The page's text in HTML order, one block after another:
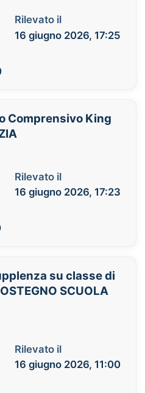
Rilevato il
16 giugno 2026, 17:25
Comprensivo King
Rilevato il
16 giugno 2026, 17:23
su classe di
SCUOLA
Rilevato il
16 giugno 2026, 11:00